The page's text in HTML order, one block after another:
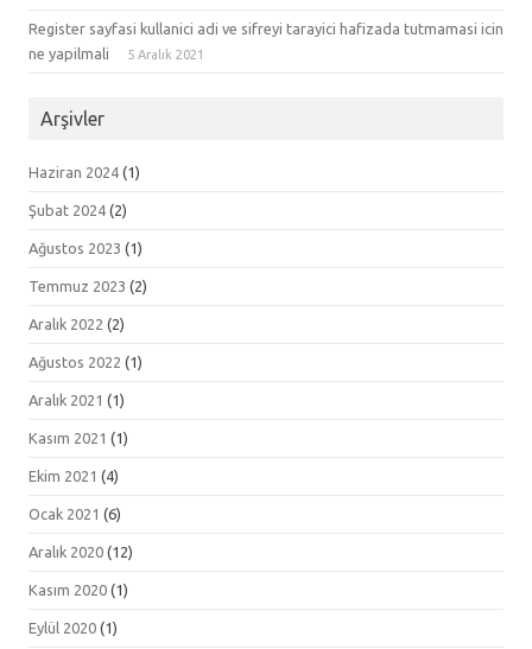
Register sayfasi kullanici adi ve sifreyi tarayici hafizada tutmamasi icin
ne yapilmali
5 Aralık 2021
Arşivler
Haziran 2024 (1)
Şubat 2024 (2)
Ağustos 2023 (1)
Temmuz 2023 (2)
Aralık 2022 (2)
Ağustos 2022 (1)
Aralık 2021 (1)
Kasım 2021 (1)
Ekim 2021 (4)
Ocak 2021 (6)
Aralık 2020 (12)
Kasım 2020 (1)
Eylül 2020 (1)